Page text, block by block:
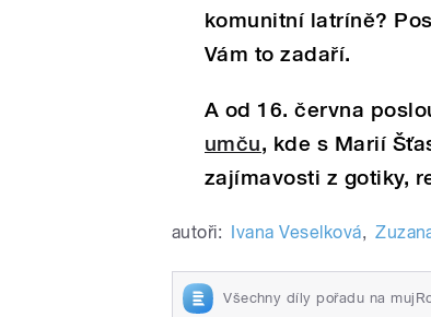
komunitní latríně?
Vám to zadaří.
A od 16. června
umču, kde s Marií
zajímavosti z gotiky,
autoři: Ivana Veselková,
Všechny díly pořadu na